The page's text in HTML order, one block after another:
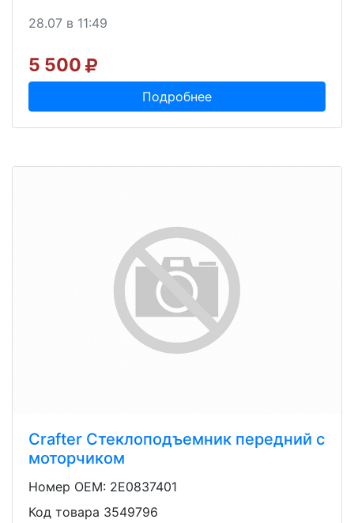
28.07 в 11:49
5 500
Подробнее
Crafter Стеклоподъемник передний с
моторчиком
Номер OEM: 2E0837401
Код товара 3549796